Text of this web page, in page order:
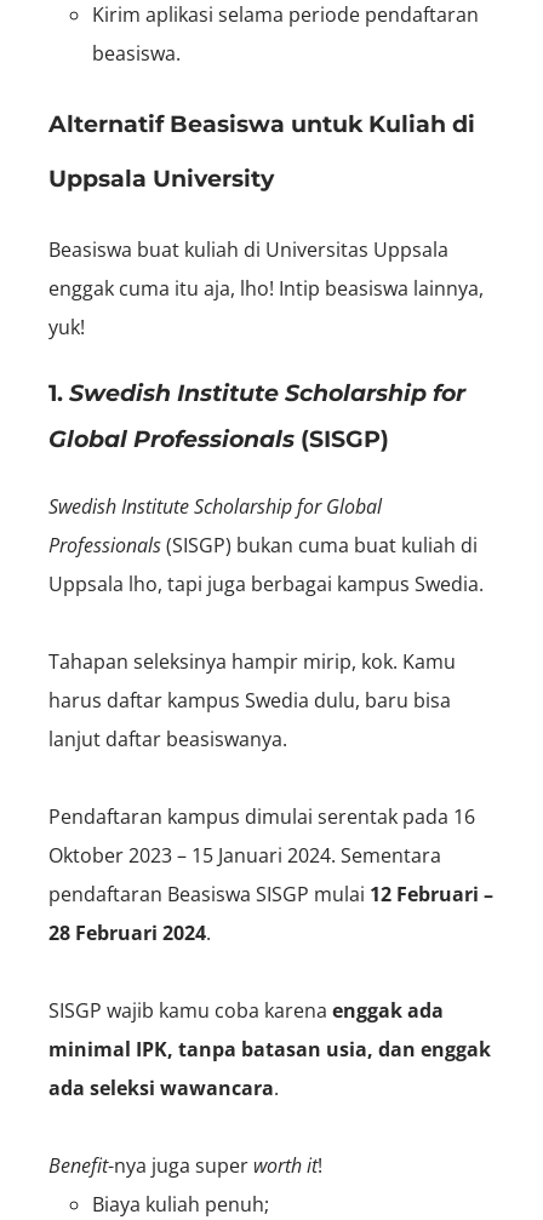
Kirim aplikasi selama periode pendaftaran
beasiswa.
Alternatif Beasiswa untuk Kuliah di
Uppsala University
Beasiswa buat kuliah di Universitas Uppsala
enggak cuma itu aja, lho! Intip beasiswa lainnya,
yuk!
1. Swedish Institute Scholarship for
Global Professionals (SISGP)
Swedish Institute Scholarship for Global
Professionals(SISGP) bukan cuma buat kuliah di
Uppsala lho, tapi juga berbagai kampus Swedia.
Tahapan seleksinya hampir mirip, kok. Kamu
harus daftar kampus Swedia dulu, baru bisa
lanjut daftar beasiswanya.
Pendaftaran kampus dimulai serentak pada 16
Oktober 2023 – 15 Januari 2024. Sementara
pendaftaran Beasiswa SISGP mulai 12 Februari –
28 Februari 2024.
SISGP wajib kamu coba karena enggak ada
minimal IPK, tanpa batasan usia, dan enggak
ada seleksi wawancara.
Benefit-nya juga super worth it!
Biaya kuliah penuh;